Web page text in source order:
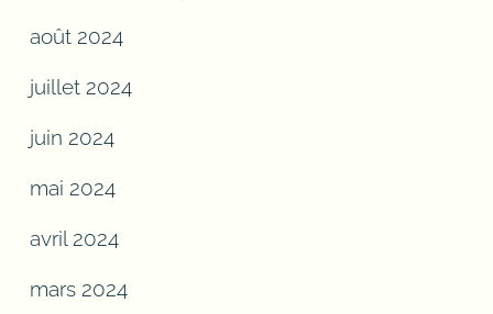
août 2024
juillet 2024
juin 2024
mai 2024
avril 2024
mars 2024